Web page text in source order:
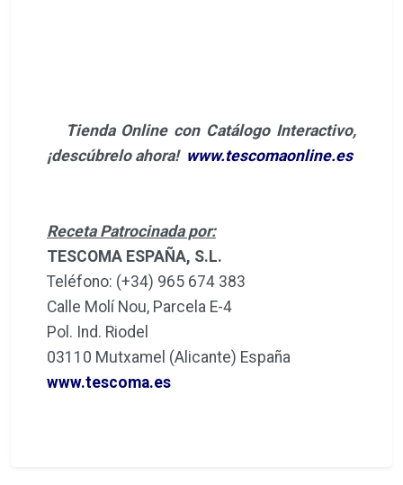
Tienda Online con Catálogo Interactivo,
¡descúbrelo ahora! www.tescomaonline.es
Receta Patrocinada por:
TESCOMA ESPAÑA, S.L.
Teléfono: (+34) 965 674 383
Calle Molí Nou, Parcela E-4
Pol. Ind. Riodel
03110 Mutxamel (Alicante) España
www.tescoma.es